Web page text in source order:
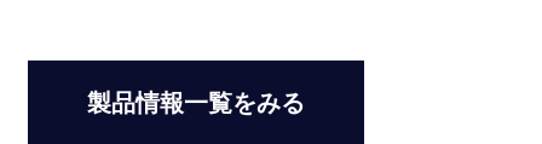
製品情報一覧をみる